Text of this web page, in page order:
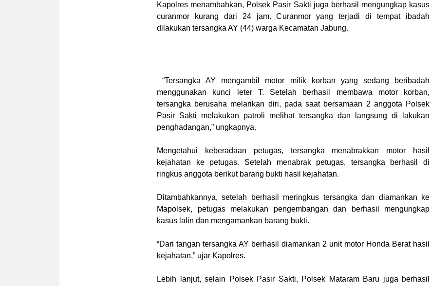
Kapolres menambahkan, Polsek Pasir Sakti juga berhasil mengungkap kasus
curanmor kurang dari 24 jam. Curanmor yang terjadi di tempat ibadah
dilakukan tersangka AY (44) warga Kecamatan Jabung.
“Tersangka AY mengambil motor milik korban yang sedang beribadah
menggunakan kunci leter T. Setelah berhasil membawa motor korban,
tersangka berusaha melarikan diri, pada saat bersamaan 2 anggota Polsek
Pasir Sakti melakukan patroli melihat tersangka dan langsung di lakukan
penghadangan,” ungkapnya.
Mengetahui keberadaan petugas, tersangka menabrakkan motor hasil
kejahatan ke petugas. Setelah menabrak petugas, tersangka berhasil di
ringkus anggota berikut barang bukti hasil kejahatan.
Ditambahkannya, setelah berhasil meringkus tersangka dan diamankan ke
Mapolsek, petugas melakukan pengembangan dan berhasil mengungkap
kasus lalin dan mengamankan barang bukti.
“Dari tangan tersangka AY berhasil diamankan 2 unit motor Honda Berat hasil
kejahatan,” ujar Kapolres.
Lebih lanjut, selain Polsek Pasir Sakti, Polsek Mataram Baru juga berhasil